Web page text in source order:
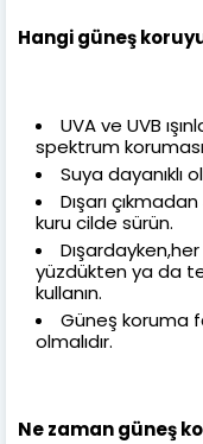
Hangi güneş
UVA ve UVB
spektrum koruması
Suya dayanıklı
Dışarı
kuru cilde sürün.
yüzdükten ya da
kullanın.
Güneş koruma
olmalıdır.
Ne zaman güneş